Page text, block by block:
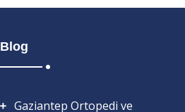
Blog
Gaziantep Ortopedi ve